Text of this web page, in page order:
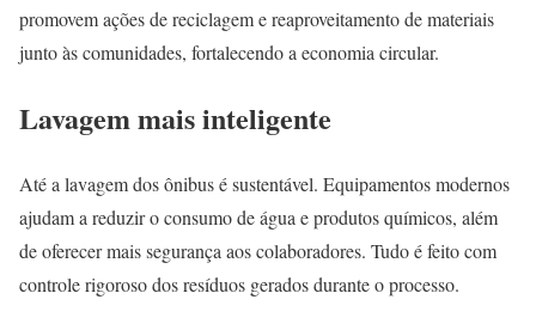
promovem ações de reciclagem e reaproveitamento de materiais
junto às comunidades, fortalecendo a economia circular.
Lavagem mais inteligente
Até a lavagem dos ônibus é sustentável. Equipamentos modernos
ajudam a reduzir o consumo de água e produtos químicos, além
de oferecer mais segurança aos colaboradores. Tudo é feito com
controle rigoroso dos resíduos gerados durante o processo.